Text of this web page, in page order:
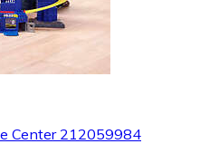
Center 212059984